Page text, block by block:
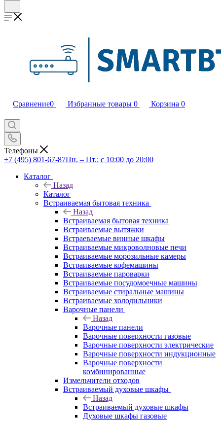
Сравнение0 Избранные товары 0 Корзина 0
Телефоны
+7 (495) 801-67-87Пн. – Пт.: с 10:00 до 20:00
Каталог
Назад
Каталог
Встраиваемая бытовая техника
Назад
Встраиваемая бытовая техника
Встраиваемые вытяжки
Встраеваемые винные шкафы
Встраиваемые микроволновые печи
Встраиваемые морозильные камеры
Встраиваемые кофемашины
Встраиваемые пароварки
Встраиваемые посудомоечные машины
Встраиваемые стиральные машины
Встраиваемые холодильники
Варочные панели
Назад
Варочные панели
Варочные поверхности газовые
Варочные поверхности электрические
Варочные поверхности индукционные
Варочные поверхности
комбинированные
Измельчители отходов
Встраиваемый духовые шкафы
Назад
Встраиваемый духовые шкафы
Духовые шкафы газовые